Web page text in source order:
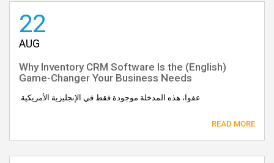
22
AUG
(English) Why Inventory CRM Software Is the
Game-Changer Your Business Needs
عفوا، هذه المدخلة موجودة فقط في الإنجليزية الأمريكية.
READ MORE